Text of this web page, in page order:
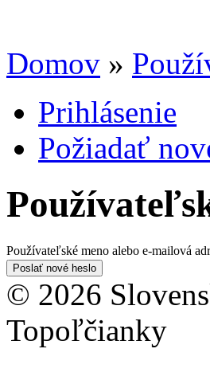
Domov »
Prihlásenie
Požiadať
Používateľské meno alebo e-mailová
© 2026
Topoľčianky